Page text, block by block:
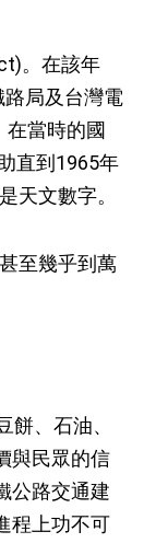
。在該年
局及台灣電
在當時的國
直到1965年
天文數字。
至幾乎到萬
、石油、
與民眾的信
公路交通建
程上功不可